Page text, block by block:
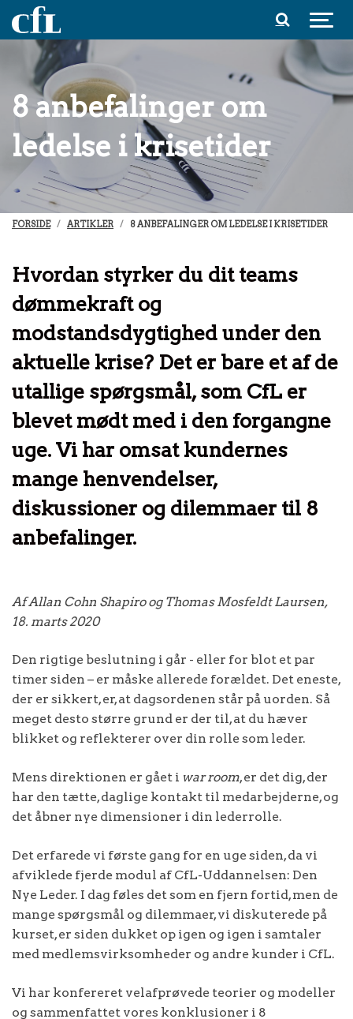
Spring til indhold
8 anbefalinger om
ledelse i krisetider
FORSIDE ARTIKLER 8 ANBEFALINGER OM LEDELSE I KRISETIDER
Hvordan styrker du dit teams
dømmekraft og
modstandsdygtighed under den
aktuelle krise? Det er bare et af de
utallige spørgsmål, som CfL er
blevet mødt med i den forgangne
uge. Vi har omsat kundernes
mange henvendelser,
diskussioner og dilemmaer til 8
anbefalinger.
Af Allan Cohn Shapiro og Thomas Mosfeldt Laursen,
18. marts 2020
Den rigtige beslutning i går - eller for blot et par
timer siden – er måske allerede forældet. Det eneste,
der er sikkert, er, at dagsordenen står på uorden. Så
meget desto større grund er der til, at du hæver
blikket og reflekterer over din rolle som leder.
Mens direktionen er gået i war room, er det dig, der
har den tætte, daglige kontakt til medarbejderne, og
det åbner nye dimensioner i din lederrolle.
Det erfarede vi første gang for en uge siden, da vi
afviklede fjerde modul af CfL-Uddannelsen: Den
Nye Leder. I dag føles det som en fjern fortid, men de
mange spørgsmål og dilemmaer, vi diskuterede på
kurset, er siden dukket op igen og igen i samtaler
med medlemsvirksomheder og andre kunder i CfL.
Vi har konfereret velafprøvede teorier og modeller
og sammenfattet vores konklusioner i 8